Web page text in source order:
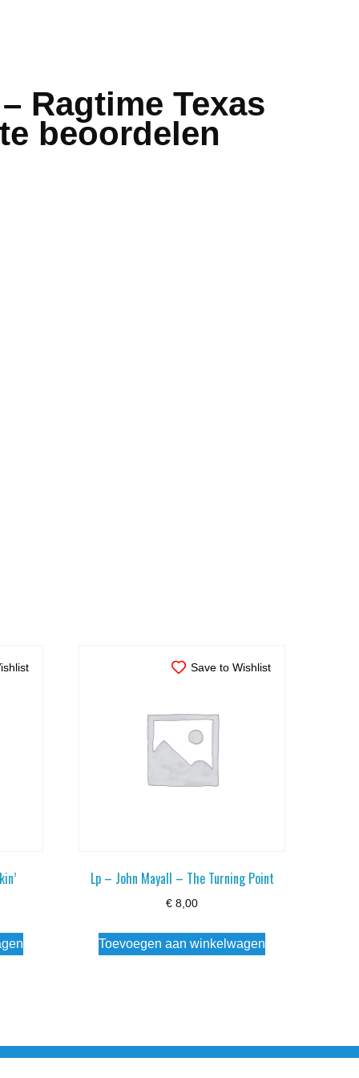
Ragtime Texas
beoordelen
Save to Wishlist
Lp – John Mayall – The Turning Point
€ 8,00
Toevoegen aan winkelwagen